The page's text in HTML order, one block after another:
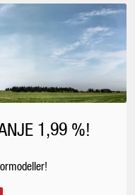
1,99 %!